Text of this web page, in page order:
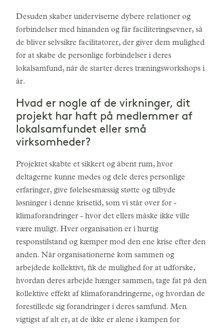
Desuden skaber underviserne dybere relationer og
forbindelser med hinanden og får faciliteringsevner, så
de bliver selvsikre facilitatorer, der giver dem mulighed
for at skabe de personlige forbindelser i deres
lokalsamfund, når de starter deres træningsworkshops i
år.
Hvad er nogle af de virkninger, dit
projekt har haft på medlemmer af
lokalsamfundet eller små
virksomheder?
Projektet skabte et sikkert og åbent rum, hvor
deltagerne kunne mødes og dele deres personlige
erfaringer, give følelsesmæssig støtte og tilbyde
løsninger i denne krisetid, som vi står over for -
klimaforandringer - hvor det ellers måske ikke ville
være muligt. Hver organisation er i hurtig
responstilstand og kæmper mod den ene krise efter den
anden. Når organisationerne kom sammen og
arbejdede kollektivt, fik de mulighed for at udforske,
hvordan deres arbejde hænger sammen, tage fat på den
kollektive effekt af klimaforandringerne, og hvordan de
forestillede sig forandringer i deres samfund. Men
vigtigst af alt er, at de ikke er alene i kampen for